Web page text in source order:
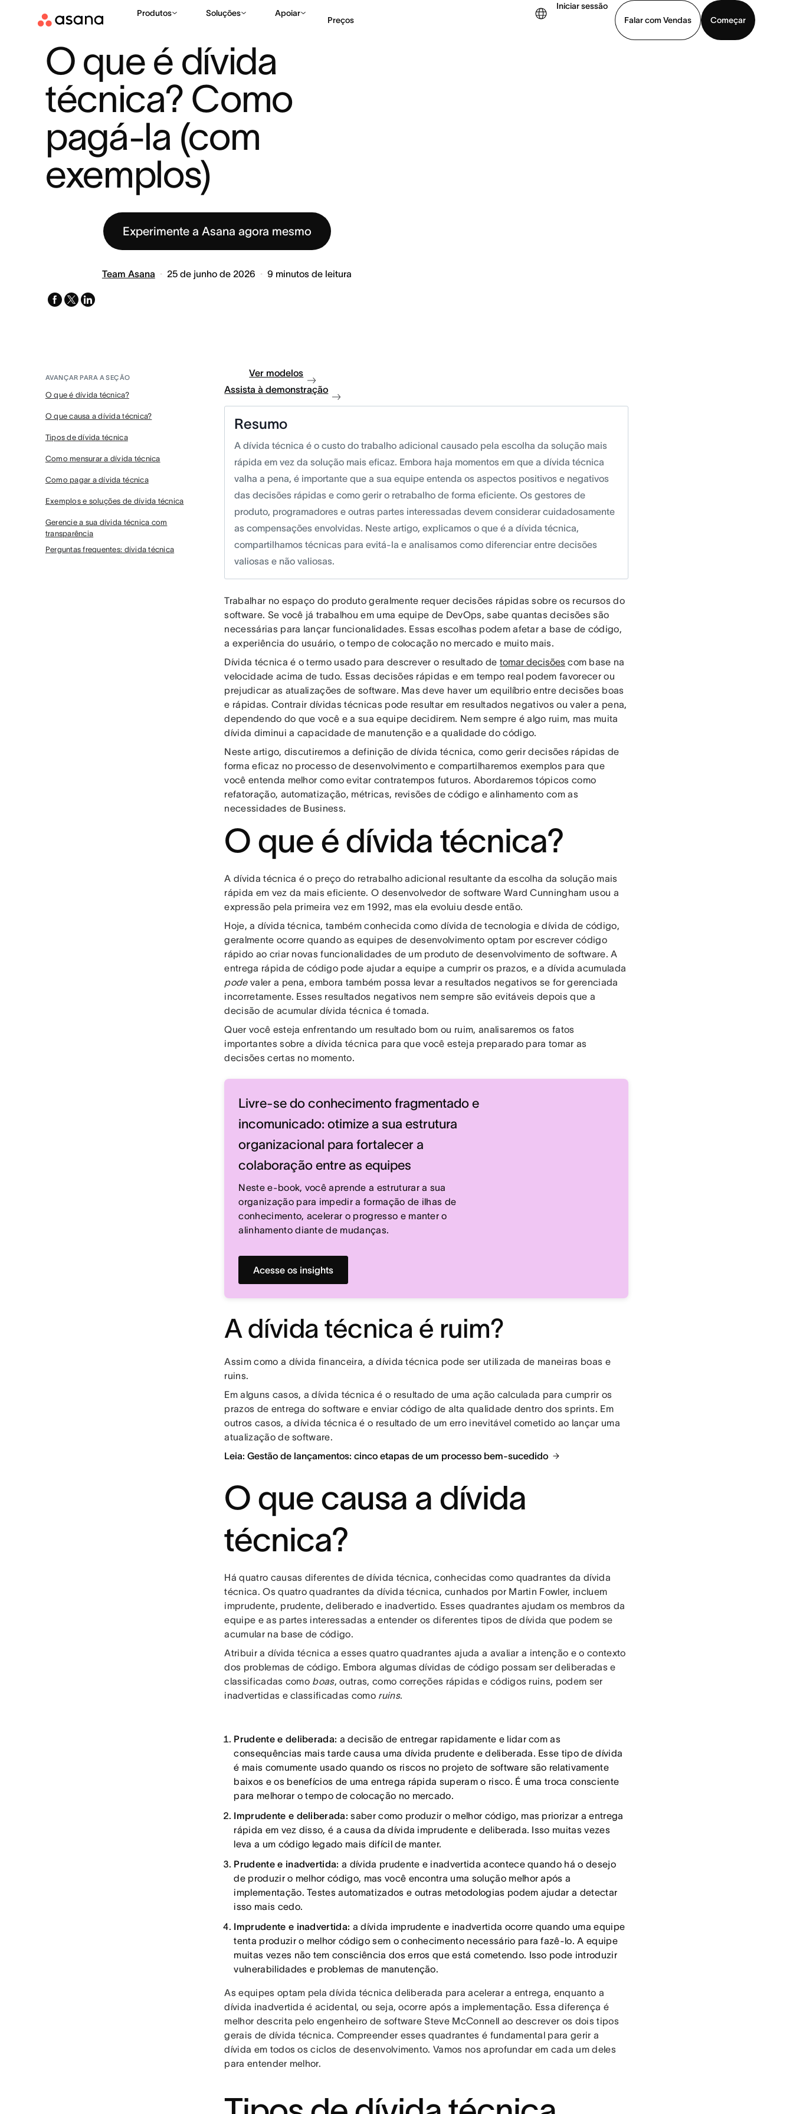
Produtos Soluções Apoiar
Preços
Iniciar sessão
Falar com Vendas
Começar
O que é dívida
técnica? Como
pagá-la (com
exemplos)
Experimente a Asana agora mesmo
Team Asana 25 de junho de 2026 9 minutos de leitura
facebook
x-
linkedin
AVANÇAR PARA A SEÇÃO
O que é dívida técnica?
O que causa a dívida técnica?
Tipos de dívida técnica
Como mensurar a dívida técnica
Como pagar a dívida técnica
Exemplos e soluções de dívida técnica
Gerencie a sua dívida técnica com
transparência
Perguntas frequentes: dívida técnica
Ver modelos
Assista à demonstração
Resumo
A dívida técnica é o custo do trabalho adicional causado pela escolha da solução mais
rápida em vez da solução mais eficaz. Embora haja momentos em que a dívida técnica
valha a pena, é importante que a sua equipe entenda os aspectos positivos e negativos
das decisões rápidas e como gerir o retrabalho de forma eficiente. Os gestores de
produto, programadores e outras partes interessadas devem considerar cuidadosamente
as compensações envolvidas. Neste artigo, explicamos o que é a dívida técnica,
compartilhamos técnicas para evitá-la e analisamos como diferenciar entre decisões
valiosas e não valiosas.
Trabalhar no espaço do produto geralmente requer decisões rápidas sobre os recursos do
software. Se você já trabalhou em uma equipe de DevOps, sabe quantas decisões são
necessárias para lançar funcionalidades. Essas escolhas podem afetar a base de código,
a experiência do usuário, o tempo de colocação no mercado e muito mais.
Dívida técnica é o termo usado para descrever o resultado de tomar decisões com base na
velocidade acima de tudo. Essas decisões rápidas e em tempo real podem favorecer ou
prejudicar as atualizações de software. Mas deve haver um equilíbrio entre decisões boas
e rápidas. Contrair dívidas técnicas pode resultar em resultados negativos ou valer a pena,
dependendo do que você e a sua equipe decidirem. Nem sempre é algo ruim, mas muita
dívida diminui a capacidade de manutenção e a qualidade do código.
Neste artigo, discutiremos a definição de dívida técnica, como gerir decisões rápidas de
forma eficaz no processo de desenvolvimento e compartilharemos exemplos para que
você entenda melhor como evitar contratempos futuros. Abordaremos tópicos como
refatoração, automatização, métricas, revisões de código e alinhamento com as
necessidades de Business.
O que é dívida técnica?
A dívida técnica é o preço do retrabalho adicional resultante da escolha da solução mais
rápida em vez da mais eficiente. O desenvolvedor de software Ward Cunningham usou a
expressão pela primeira vez em 1992, mas ela evoluiu desde então.
Hoje, a dívida técnica, também conhecida como dívida de tecnologia e dívida de código,
geralmente ocorre quando as equipes de desenvolvimento optam por escrever código
rápido ao criar novas funcionalidades de um produto de desenvolvimento de software. A
entrega rápida de código pode ajudar a equipe a cumprir os prazos, e a dívida acumulada
podevaler a pena, embora também possa levar a resultados negativos se for gerenciada
incorretamente. Esses resultados negativos nem sempre são evitáveis depois que a
decisão de acumular dívida técnica é tomada.
Quer você esteja enfrentando um resultado bom ou ruim, analisaremos os fatos
importantes sobre a dívida técnica para que você esteja preparado para tomar as
decisões certas no momento.
Livre-se do conhecimento fragmentado e
incomunicado: otimize a sua estrutura
organizacional para fortalecer a
colaboração entre as equipes
Neste e-book, você aprende a estruturar a sua
organização para impedir a formação de ilhas de
conhecimento, acelerar o progresso e manter o
alinhamento diante de mudanças.
Acesse os insights
A dívida técnica é ruim?
Assim como a dívida financeira, a dívida técnica pode ser utilizada de maneiras boas e
ruins.
Em alguns casos, a dívida técnica é o resultado de uma ação calculada para cumprir os
prazos de entrega do software e enviar código de alta qualidade dentro dos sprints. Em
outros casos, a dívida técnica é o resultado de um erro inevitável cometido ao lançar uma
atualização de software.
Leia: Gestão de lançamentos: cinco etapas de um processo bem-sucedido
O que causa a dívida
técnica?
Há quatro causas diferentes de dívida técnica, conhecidas como quadrantes da dívida
técnica. Os quatro quadrantes da dívida técnica, cunhados por Martin Fowler, incluem
imprudente, prudente, deliberado e inadvertido. Esses quadrantes ajudam os membros da
equipe e as partes interessadas a entender os diferentes tipos de dívida que podem se
acumular na base de código.
Atribuir a dívida técnica a esses quatro quadrantes ajuda a avaliar a intenção e o contexto
dos problemas de código. Embora algumas dívidas de código possam ser deliberadas e
classificadas como boas, outras, como correções rápidas e códigos ruins, podem ser
inadvertidas e classificadas como ruins.
Prudente e deliberada: a decisão de entregar rapidamente e lidar com as
consequências mais tarde causa uma dívida prudente e deliberada. Esse tipo de dívida
é mais comumente usado quando os riscos no projeto de software são relativamente
baixos e os benefícios de uma entrega rápida superam o risco. É uma troca consciente
para melhorar o tempo de colocação no mercado.
Imprudente e deliberada:saber como produzir o melhor código, mas priorizar a entrega
rápida em vez disso, é a causa da dívida imprudente e deliberada. Isso muitas vezes
leva a um código legado mais difícil de manter.
Prudente e inadvertida:a dívida prudente e inadvertida acontece quando há o desejo
de produzir o melhor código, mas você encontra uma solução melhor após a
implementação. Testes automatizados e outras metodologias podem ajudar a detectar
isso mais cedo.
Imprudente e inadvertida: a dívida imprudente e inadvertida ocorre quando uma equipe
tenta produzir o melhor código sem o conhecimento necessário para fazê-lo. A equipe
muitas vezes não tem consciência dos erros que está cometendo. Isso pode introduzir
vulnerabilidades e problemas de manutenção.
As equipes optam pela dívida técnica deliberada para acelerar a entrega, enquanto a
dívida inadvertida é acidental, ou seja, ocorre após a implementação. Essa diferença é
melhor descrita pelo engenheiro de software Steve McConnell ao descrever os dois tipos
gerais de dívida técnica. Compreender esses quadrantes é fundamental para gerir a
dívida em todos os ciclos de desenvolvimento. Vamos nos aprofundar em cada um deles
para entender melhor.